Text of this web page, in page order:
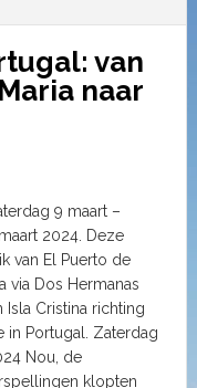
van
naar
9 maart –
2024. Deze
van El Puerto de
via Dos Hermanas
Isla Cristina richting
in Portugal. Zaterdag
Nou, de
klopten